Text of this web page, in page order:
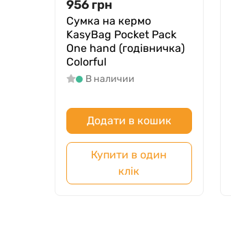
956 грн
Сумка на кермо
KasyBag Pocket Pack
One hand (годівничка)
Colorful
В наличии
Додати в кошик
Купити в один
клік